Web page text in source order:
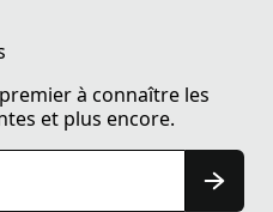
à connaître les
et plus encore.